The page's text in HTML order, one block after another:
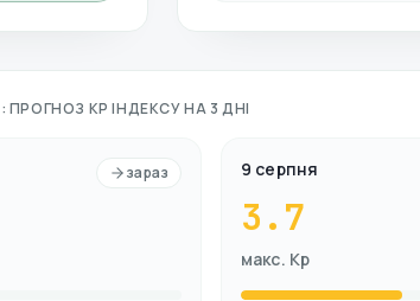
: ПРОГНОЗ KP ІНДЕКСУ НА 3 ДНІ
зараз 9 серпня
3.7
макс. Kp